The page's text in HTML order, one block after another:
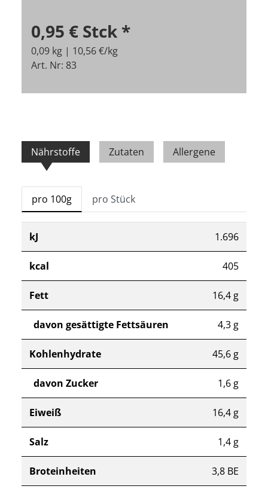
0,95 € Stck *
0,09 kg | 10,56 €/kg
Art. Nr: 83
Nährstoffe Zutaten Allergene
pro 100g pro Stück
kJ 1.696
kcal 405
Fett 16,4 g
davon gesättigte Fettsäuren 4,3 g
Kohlenhydrate 45,6 g
davon Zucker 1,6 g
Eiweiß 16,4 g
Salz 1,4 g
Broteinheiten 3,8 BE